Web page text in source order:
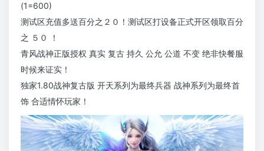
(1=600)
测试区充值多送百分之２０！测试区打设备正式开区领取百分
之 ５０ ！
青风战神正版授权 真实 复古 持久 公允 公道 不变 绝非快餐服
时候来证实！
独家1.80战神复古版 开天系列为最终兵器 战神系列为最终首
饰 合适情怀玩家！